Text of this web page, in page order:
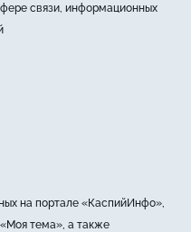
связи, информационных
на портале «КаспийИнфо»,
тема», а также